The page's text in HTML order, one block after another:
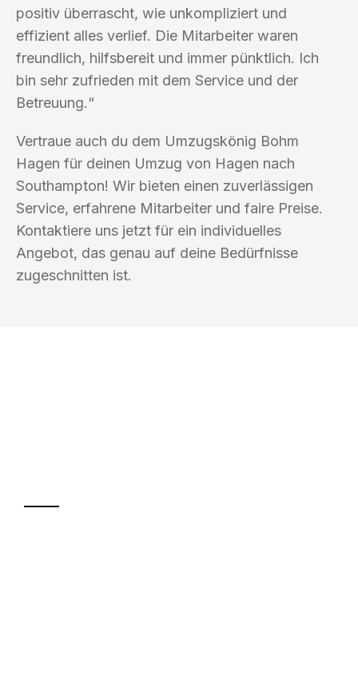
positiv überrascht, wie unkompliziert und
effizient alles verlief. Die Mitarbeiter waren
freundlich, hilfsbereit und immer pünktlich. Ich
bin sehr zufrieden mit dem Service und der
Betreuung.“
Vertraue auch du dem Umzugskönig Bohm
Hagen für deinen Umzug von Hagen nach
Southampton! Wir bieten einen zuverlässigen
Service, erfahrene Mitarbeiter und faire Preise.
Kontaktiere uns jetzt für ein individuelles
Angebot, das genau auf deine Bedürfnisse
zugeschnitten ist.